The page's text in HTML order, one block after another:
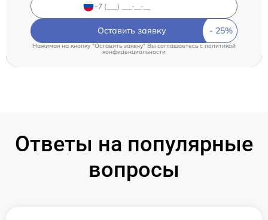
Оставить заявку
Нажимая на кнопку "Оставить заявку" Вы соглашаетесь c политикой
конфиденциальности
Ответы на популярные
вопросы